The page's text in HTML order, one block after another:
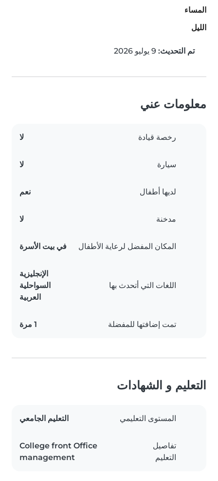
المساء
الليل
تم التحديث:
معلومات عني
رخصة قيادة لا
سيارة لا
لديها أطفال نعم
مدخنة لا
المكان المفضل لرعاية الأطفال في بيت الأسرة
اللغات التي أتحدث بها
الإنجليزية
السواحلية
العربية
تمت إضافتها للمفضلة 1 مرة
التعليم و الشهادات
المستوى التعليمي التعليم الجامعي
تفاصيل
التعليم
College front Office
management